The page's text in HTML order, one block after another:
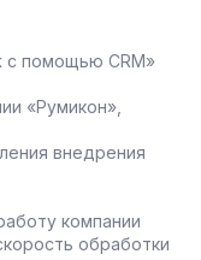
с помощью CRM»
«Румикон»,
внедрения
компании
обработки